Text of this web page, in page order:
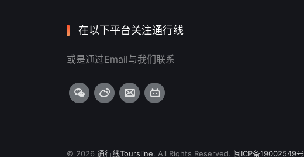
在以下平台关注通行线
或是通过Email与我们联系
© 2026 通行线Toursline. All Rights Reserved. 闽ICP备19002549号